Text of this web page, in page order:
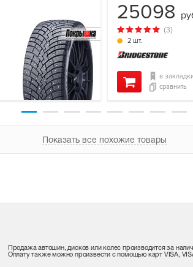
2 шт.
(3)
в
сравнить
25098
Показать все похожие товары
Продажа автошин, дисков или колес производится за
Оплату также можно произвести с помощью карт VISA,